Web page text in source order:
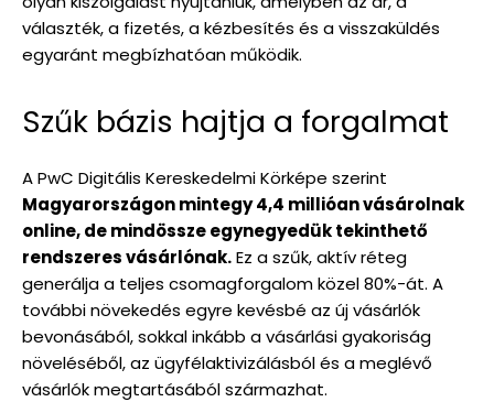
választék, a fizetés, a kézbesítés és a visszaküldés
egyaránt megbízhatóan működik.
Szűk bázis hajtja a forgalmat
A PwC Digitális Kereskedelmi Körképe szerint
Magyarországon mintegy 4,4 millióan vásárolnak
online, de mindössze egynegyedük tekinthető
rendszeres vásárlónak.Ez a szűk, aktív réteg
generálja a teljes csomagforgalom közel 80%-át. A
további növekedés egyre kevésbé az új vásárlók
bevonásából, sokkal inkább a vásárlási gyakoriság
növeléséből, az ügyfélaktivizálásból és a meglévő
vásárlók megtartásából származhat.